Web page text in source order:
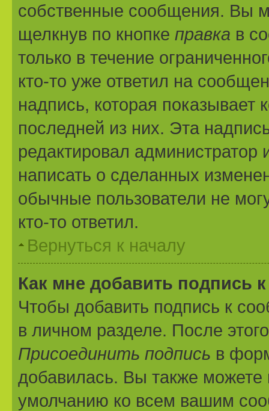
собственные сообщения. Вы
щелкнув по кнопке правка в
только в течение
кто-то уже ответил на
надпись, которая показывает
последней из них. Эта
редактировал
написать о сделанных
обычные пользователи не
кто-то ответил.
Вернуться к началу
Как мне добавить подпись
Чтобы добавить подпись к
в личном разделе. После
Присоединить подпись в
добавилась. Вы также можете
умолчанию ко всем вашим